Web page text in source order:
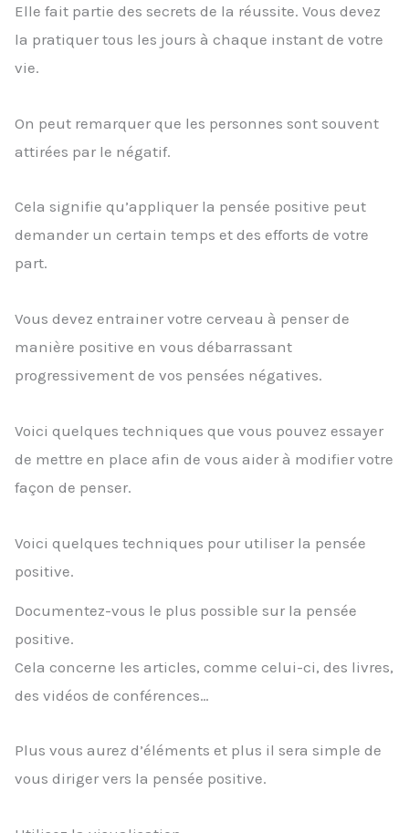
Elle fait partie des secrets de la réussite. Vous devez
la pratiquer tous les jours à chaque instant de votre
vie.
On peut remarquer que les personnes sont souvent
attirées par le négatif.
Cela signifie qu’appliquer la pensée positive peut
demander un certain temps et des efforts de votre
part.
Vous devez entrainer votre cerveau à penser de
manière positive en vous débarrassant
progressivement de vos pensées négatives.
Voici quelques techniques que vous pouvez essayer
de mettre en place afin de vous aider à modifier votre
façon de penser.
Voici quelques techniques pour utiliser la pensée
positive.
Documentez-vous le plus possible sur la pensée
positive.
Cela concerne les articles, comme celui-ci, des livres,
des vidéos de conférences…
Plus vous aurez d’éléments et plus il sera simple de
vous diriger vers la pensée positive.